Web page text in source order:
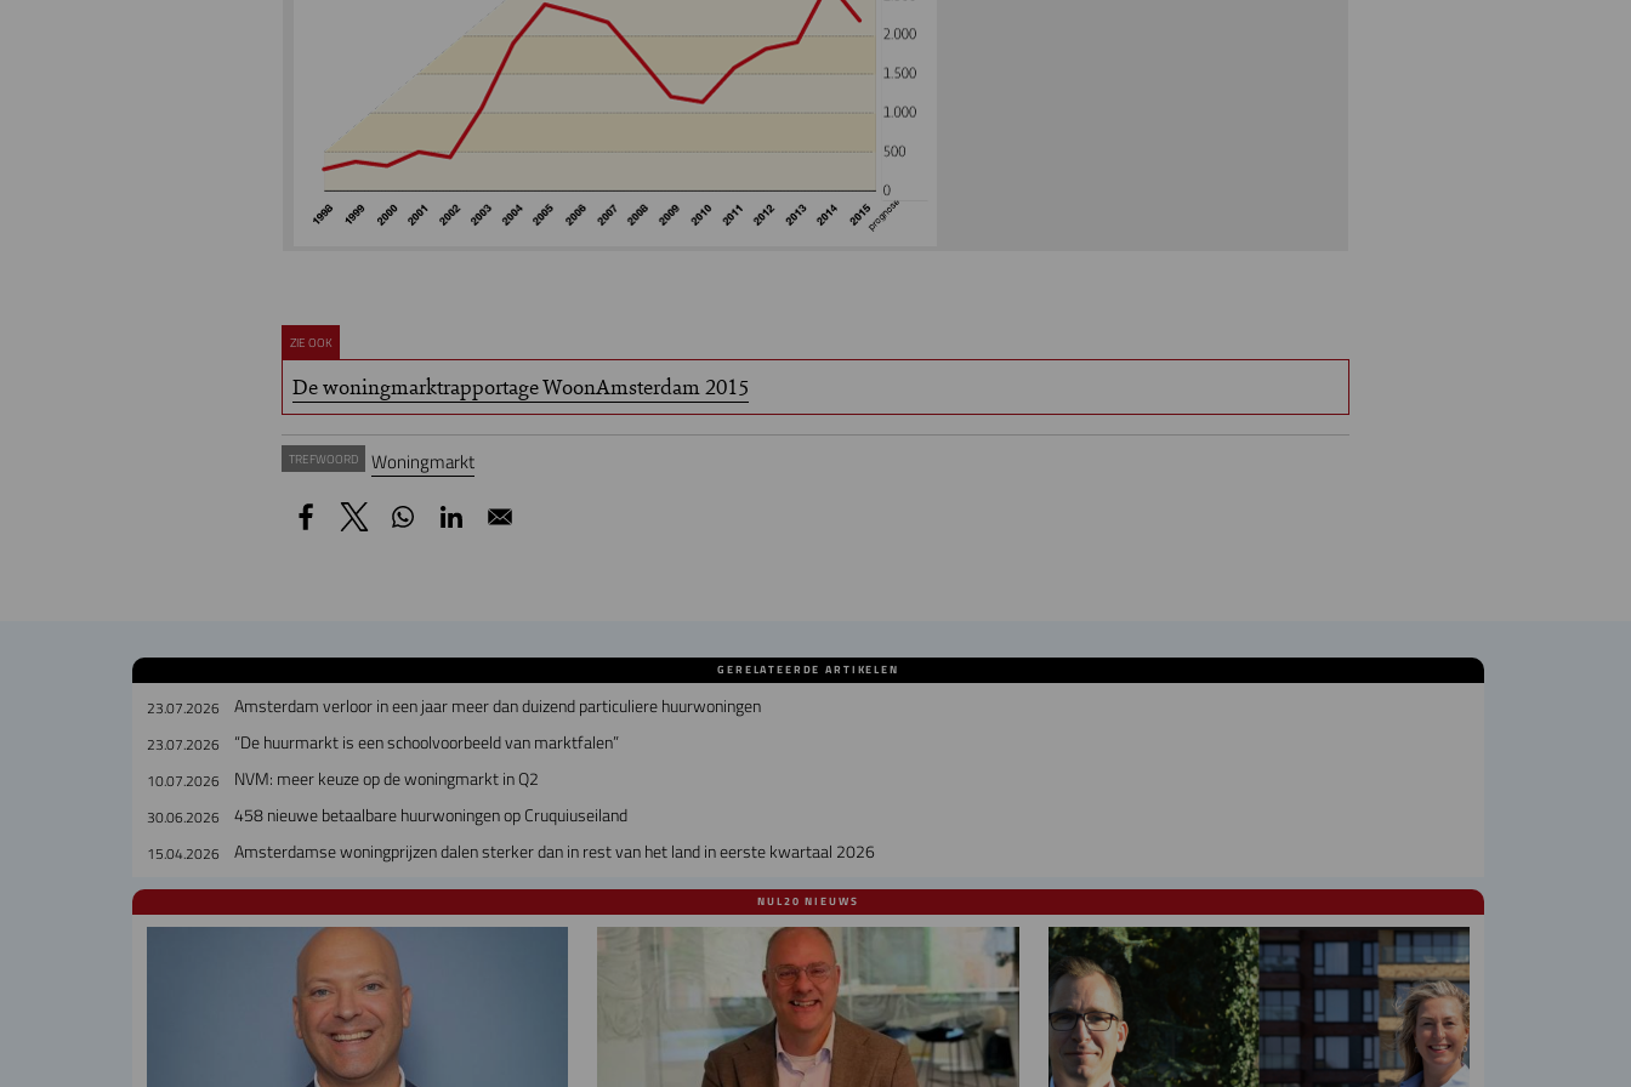
ZIE OOK
De woningmarktrapportage WoonAmsterdam 2015
TREFWOORD Woningmarkt
GERELATEERDE ARTIKELEN
23.07.2026 Amsterdam verloor in een jaar meer dan duizend particuliere huurwoningen
23.07.2026 “De huurmarkt is een schoolvoorbeeld van marktfalen”
10.07.2026 NVM: meer keuze op de woningmarkt in Q2
30.06.2026 458 nieuwe betaalbare huurwoningen op Cruquiuseiland
15.04.2026 Amsterdamse woningprijzen dalen sterker dan in rest van het land in eerste kwartaal 2026
NUL20 NIEUWS